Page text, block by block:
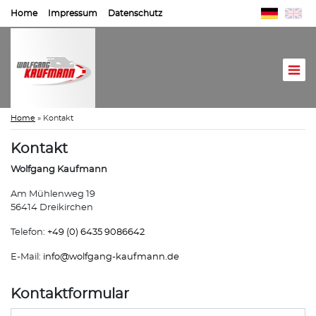
Home Impressum Datenschutz
Home » Kontakt
Kontakt
Wolfgang Kaufmann
Am Mühlenweg 19
56414 Dreikirchen
Telefon: +49 (0) 6435 9086642
E-Mail: info@wolfgang-kaufmann.de
Kontaktformular